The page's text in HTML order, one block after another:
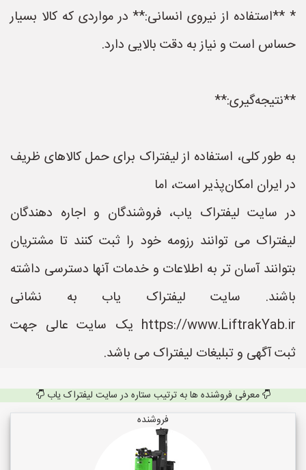
* **استفاده از نیروی انسانی:** در مواردی که کالا بسیار
حساس است و نیاز به دقت بالایی دارد.
**نتیجه‌گیری:**
به طور کلی، استفاده از لیفتراک برای حمل کالاهای ظریف
در ایران امکان‌پذیر است، اما
در سایت لیفتراک یاب، فروشندگان و اجاره دهندگان
لیفتراک می توانند رزومه خود را ثبت کنند تا مشتریان
بتوانند آسان تر به اطلاعات و خدمات آنها دسترسی داشته
باشند. سایت لیفتراک یاب به نشانی
https://www.LiftrakYab.ir یک سایت عالی جهت
ثبت آگهی و تبلیغات لیفتراک می باشد.
معرفی فروشنده ها به ترتیب ستاره در سایت لیفتراک یاب
فروشنده